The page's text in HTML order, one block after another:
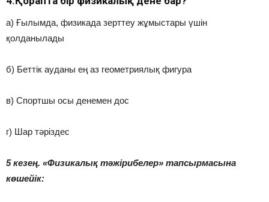
а) Ғылымда, физикада зерттеу жұмыстары үшін
қолданылады
б) Беттік ауданы ең аз геометриялық фигура
в) Спортшы осы денемен дос
г) Шар тәріздес
5 кезең. «Физикалық тәжірибелер» тапсырмасына
көшейік: